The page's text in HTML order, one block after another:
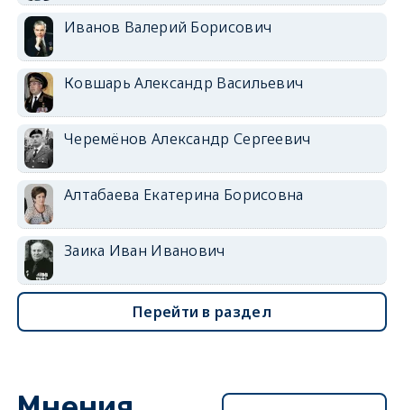
Иванов Валерий Борисович
Ковшарь Александр Васильевич
Черемёнов Александр Сергеевич
Алтабаева Екатерина Борисовна
Заика Иван Иванович
Перейти в раздел